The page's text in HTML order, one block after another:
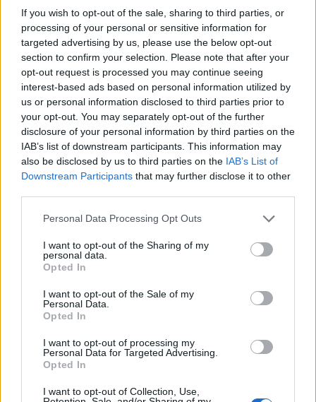
If you wish to opt-out of the sale, sharing to third parties, or
processing of your personal or sensitive information for
targeted advertising by us, please use the below opt-out
section to confirm your selection. Please note that after your
opt-out request is processed you may continue seeing
interest-based ads based on personal information utilized by
us or personal information disclosed to third parties prior to
your opt-out. You may separately opt-out of the further
disclosure of your personal information by third parties on the
IAB’s list of downstream participants. This information may
also be disclosed by us to third parties on the IAB’s List of
Downstream Participants that may further disclose it to other
Please note that this website/app uses one or more Google
not limited to your visit or usage behaviour. You may click to
grant or deny consent to Google and its third-party tags to
use your data for below specified purposes in below Google
consent section.
Personal Data Processing Opt Outs
I want to opt-out of the Sharing of my
personal data.
Opted In
I want to opt-out of the Sale of my
Personal Data.
Opted In
I want to opt-out of processing my
Personal Data for Targeted Advertising.
Opted In
I want to opt-out of Collection, Use,
Η πρόσβαση μπορεί να γίνει επίσης με σκάφος και
αυτό που θα δείτε θα σας ανταμείψει σίγουρα. Το
τοπίο στη Σούρζα Μπουτ είναι απόκοσμο, με
βράχια και λιγοστό πράσινο, ενώ δίπλα υπάρχει
σπηλιάπου προσφέρει σκιά στους επισκέπτες.
Εύκολα θα ζήσετε εδώ μοναδικές στιγμές,
απολαμβάνοντας τα νερά και ερημική